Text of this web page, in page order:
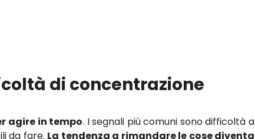
di concentrazione
agire in tempo. I segnali più comuni sono difficoltà a
da fare. La tendenza a rimandare le cose diventa